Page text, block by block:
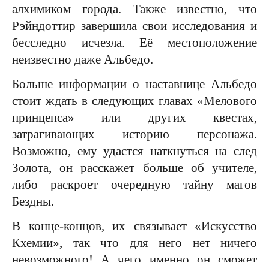
алхимиком города. Также известно, что
Рэйндоттир завершила свои исследования и
бесследно исчезла. Её местоположение
неизвестно даже Альбедо.
Больше информации о наставнице Альбедо
стоит ждать в следующих главах «Мелового
принцепса» или других квестах,
затрагивающих историю персонажа.
Возможно, ему удастся наткнуться на след
Золота, он расскажет больше об учителе,
либо раскроет очередную тайну магов
Бездны.
В конце-концов, их связывает «Искусство
Кхемии», так что для него нет ничего